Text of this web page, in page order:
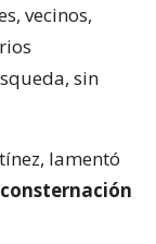
vecinos,
sin
lamentó